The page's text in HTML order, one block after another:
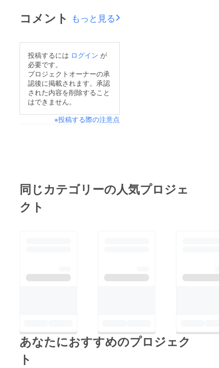
コメント もっと見る
投稿するには ログイン が
必要です。
プロジェクトオーナーの承
認後に掲載されます。承認
された内容を削除すること
はできません。
※投稿する際の注意点
同じカテゴリーの人気プロジェ
クト
あなたにおすすめのプロジェク
ト